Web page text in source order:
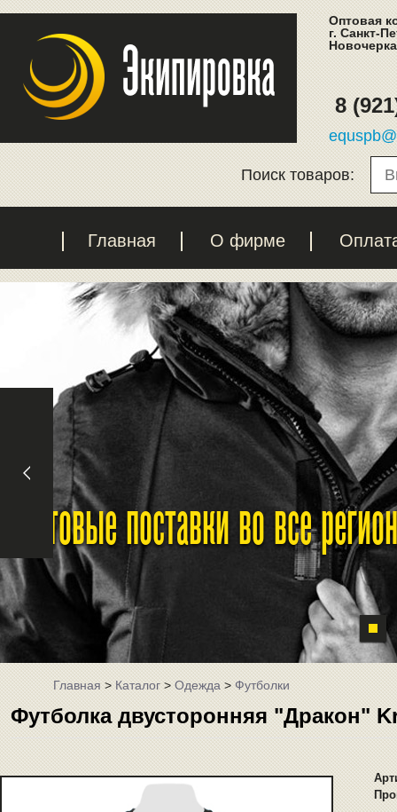
Оптовая
г. Санкт-
8
Поиск товаров:
Главная О фирме
Оптовые поставки во все
Главная>Каталог>Одежда>Футболки
Футболка двусторонняя "Дракон"